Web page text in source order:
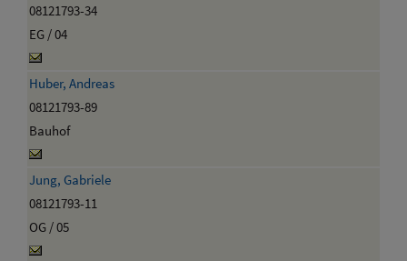
08121793-34
EG / 04
Huber, Andreas
08121793-89
Bauhof
Jung, Gabriele
08121793-11
OG / 05